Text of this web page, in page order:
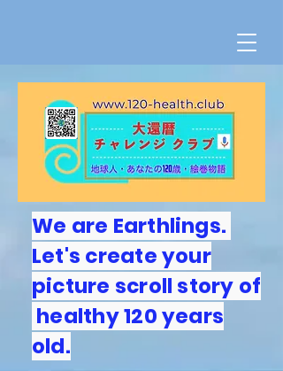
​We are Earthlings.
Let's create your
picture scroll story of
healthy 120 years
old.